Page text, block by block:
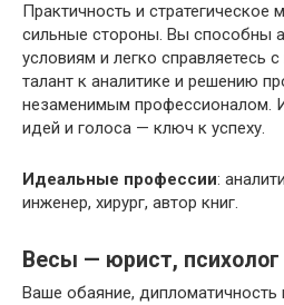
Практичность и
сильные стороны. Вы способны
условиям и легко справляетесь
талант к аналитике и решению
незаменимым профессионалом.
идей и голоса — ключ к успеху.
Идеальные профессии:
инженер, хирург, автор книг.
Весы — юрист, психолог
Ваше обаяние, дипломатичность